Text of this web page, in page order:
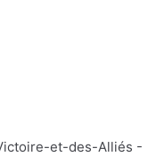
et-des-Alliés -